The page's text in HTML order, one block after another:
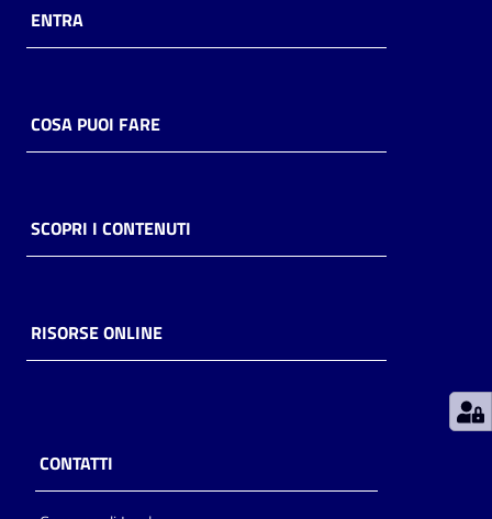
online
Piani
Decentrate
ENTRA
COSA PUOI FARE
SCOPRI I CONTENUTI
RISORSE ONLINE
CONTATTI